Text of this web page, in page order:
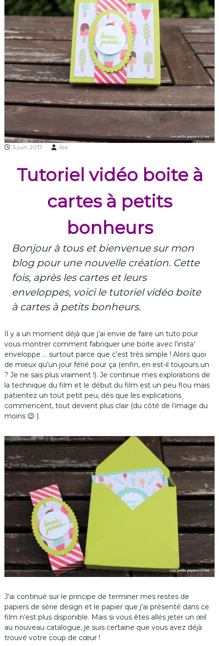
5 juin 2017 Ilse
Tutoriel vidéo boite à
cartes à petits
bonheurs
Bonjour à tous et bienvenue sur mon
blog pour une nouvelle création. Cette
fois, après les cartes et leurs
enveloppes, voici le tutoriel vidéo boite
à cartes à petits bonheurs.
Il y a un moment déjà que j’ai envie de faire un tuto pour
vous montrer comment fabriquer une boite avec l’insta’
enveloppe … surtout parce que c’est très simple ! Alors quoi
de mieux qu’un jour férié pour ça (enfin, en est-il toujours un
? Je ne sais plus vraiment !). Je continue mes explorations de
la technique du film et le début du film est un peu flou mais
patientez un tout petit peu, dès que les explications
commencent, tout devient plus clair (du côté de l’image du
moins 😉 ).
J’ai continué sur le principe de terminer mes restes de
papiers de série design et le papier que j’ai présenté dans ce
film n’est plus disponible. Mais si vous êtes allés jeter un œil
au nouveau catalogue, je suis certaine que vous avez déjà
trouvé votre coup de cœur !